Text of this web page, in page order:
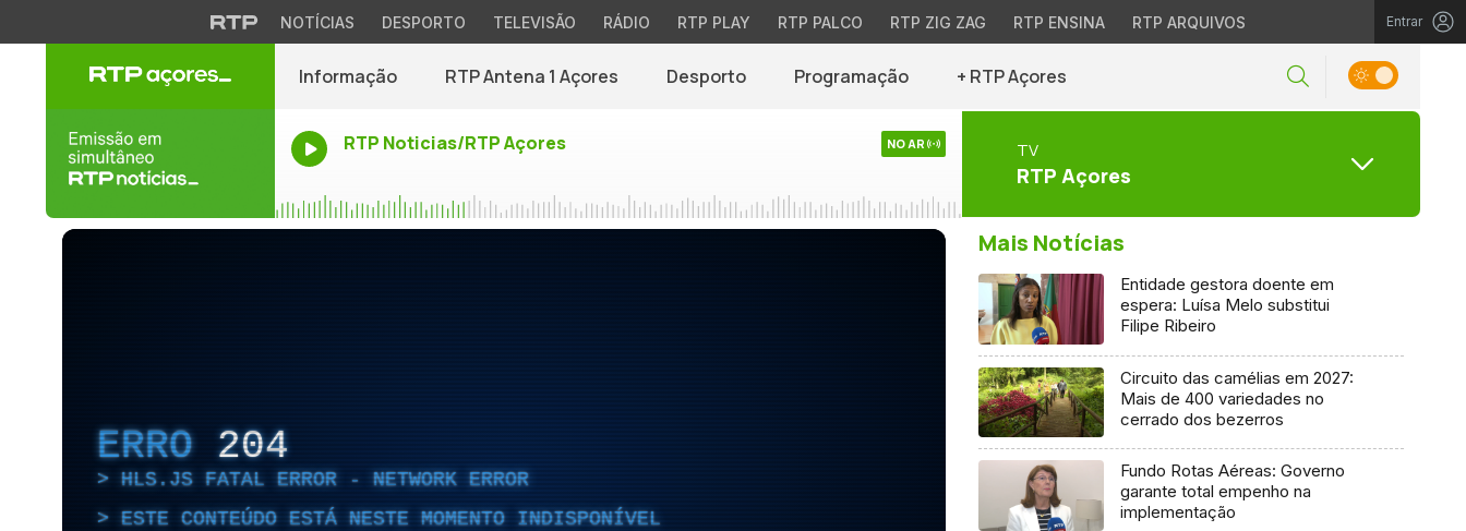
NOTÍCIAS DESPORTO TELEVISÃO RÁDIO RTP PLAY RTP PALCO RTP ZIG ZAG RTP ENSINA RTP ARQUIVOS Entrar
Informação RTP Antena 1 Açores Desporto Programação + RTP Açores
RTP Noticias/RTP Açores NO AR TV
RTP Açores
ERRO 204
HLS.JS FATAL ERROR - NETWORK ERROR
ESTE CONTEÚDO ESTÁ NESTE MOMENTO INDISPONÍVEL
Mais Notícias
Entidade gestora doente em
espera: Luísa Melo substitui
Filipe Ribeiro
Circuito das camélias em 2027:
Mais de 400 variedades no
cerrado dos bezerros
Fundo Rotas Aéreas: Governo
garante total empenho na
implementação